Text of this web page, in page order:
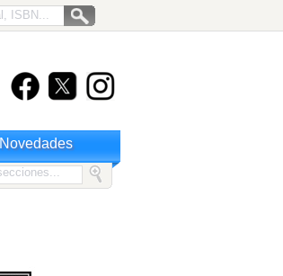
Novedades